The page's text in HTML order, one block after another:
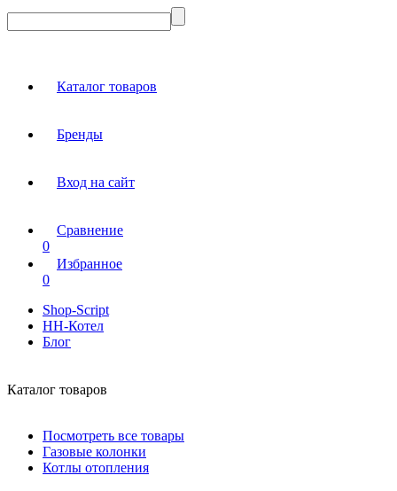
Каталог товаров
Бренды
Вход на сайт
Сравнение
0
Избранное
0
Shop-Script
НН-Котел
Блог
Каталог товаров
Посмотреть все товары
Газовые колонки
Котлы отопления